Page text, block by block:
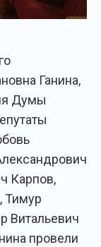
Ганина,
Думы
Карпов,
Тимур
Витальевич
провели